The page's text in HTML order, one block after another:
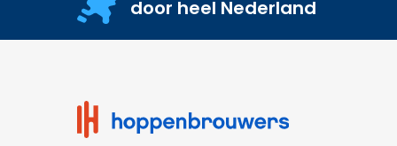
door heel Nederland